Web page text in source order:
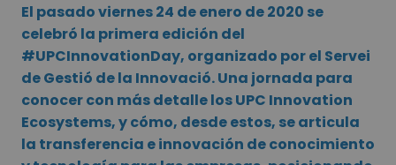
El pasado viernes 24 de enero de 2020 se
celebró la primera edición del
#UPCInnovationDay, organizado por el Servei
de Gestió de la Innovació. Una jornada para
conocer con más detalle los UPC Innovation
Ecosystems, y cómo, desde estos, se articula
la transferencia e innovación de conocimiento